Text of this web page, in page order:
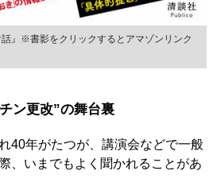
話』※書影をクリックするとアマゾンリンク
ン更改”の舞台裏
40年がたつが、講演会などで一般
、いまでもよく聞かれることがあ